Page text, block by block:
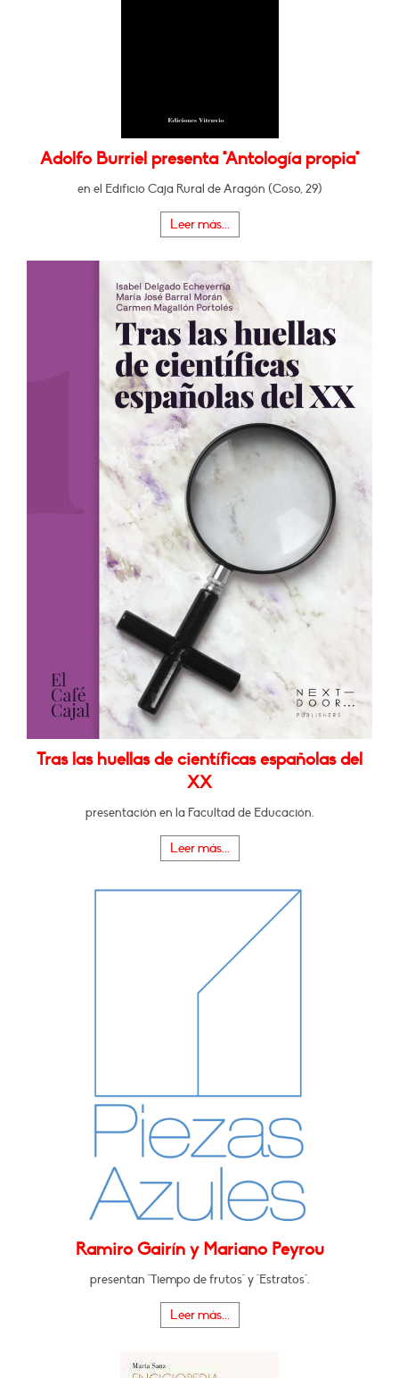
Adolfo Burriel presenta "Antología propia"
en el Edificio Caja Rural de Aragón (Coso, 29)
Leer más...
Tras las huellas de científicas españolas del
XX
presentación en la Facultad de Educación.
Leer más...
Ramiro Gairín y Mariano Peyrou
presentan "Tiempo de frutos" y "Estratos".
Leer más...